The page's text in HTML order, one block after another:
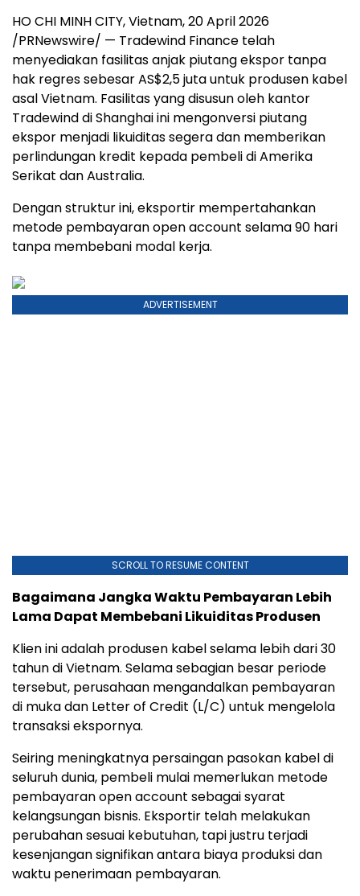
HO CHI MINH CITY, Vietnam,20 April 2026
/PRNewswire/ — Tradewind Finance telah
menyediakan fasilitas anjak piutang ekspor tanpa
hak regres sebesar AS$2,5 juta untuk produsen kabel
asal Vietnam. Fasilitas yang disusun oleh kantor
Tradewind di Shanghai ini mengonversi piutang
ekspor menjadi likuiditas segera dan memberikan
perlindungan kredit kepada pembeli di Amerika
Serikat dan Australia.
Dengan struktur ini, eksportir mempertahankan
metode pembayaran open account selama 90 hari
tanpa membebani modal kerja.
ADVERTISEMENT
SCROLL TO RESUME CONTENT
Bagaimana Jangka Waktu Pembayaran Lebih
Lama Dapat Membebani Likuiditas Produsen
Klien ini adalah produsen kabel selama lebih dari 30
tahun di Vietnam. Selama sebagian besar periode
tersebut, perusahaan mengandalkan pembayaran
di muka dan Letter of Credit (L/C) untuk mengelola
transaksi ekspornya.
Seiring meningkatnya persaingan pasokan kabel di
seluruh dunia, pembeli mulai memerlukan metode
pembayaran open account sebagai syarat
kelangsungan bisnis. Eksportir telah melakukan
perubahan sesuai kebutuhan, tapi justru terjadi
kesenjangan signifikan antara biaya produksi dan
waktu penerimaan pembayaran.